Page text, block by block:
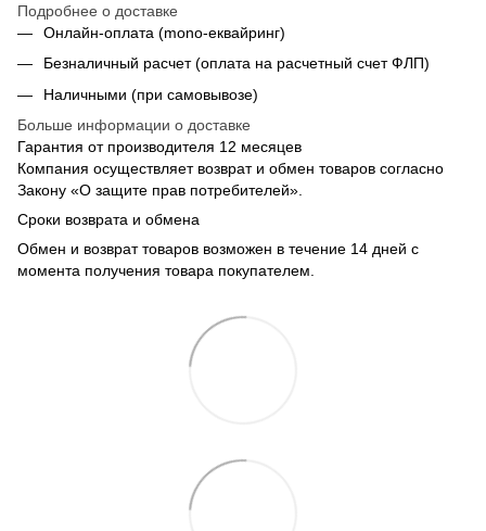
Подробнее о доставке
Онлайн-оплата (mono-еквайринг)
Безналичный расчет (оплата на расчетный счет ФЛП)
Наличными (при самовывозе)
Больше информации о доставке
Гарантия от производителя 12 месяцев
Компания осуществляет возврат и обмен товаров согласно
Закону «О защите прав потребителей».
Сроки возврата и обмена
Обмен и возврат товаров возможен в течение 14 дней с
момента получения товара покупателем.